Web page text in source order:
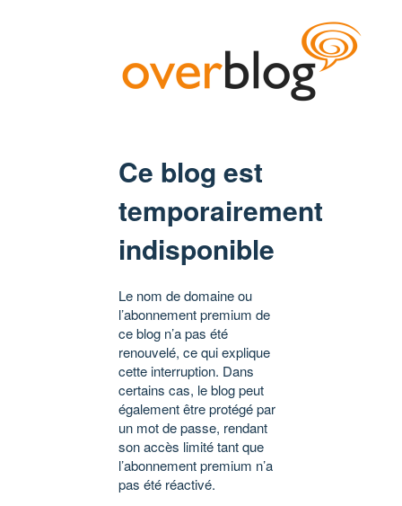
Ce blog est
temporairement
indisponible
Le nom de domaine ou
l’abonnement premium de
ce blog n’a pas été
renouvelé, ce qui explique
cette interruption. Dans
certains cas, le blog peut
également être protégé par
un mot de passe, rendant
son accès limité tant que
l’abonnement premium n’a
pas été réactivé.